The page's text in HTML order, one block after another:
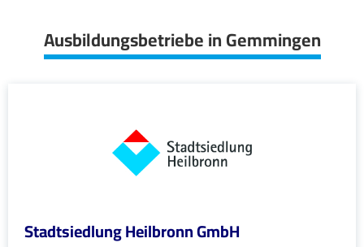
Ausbildungsbetriebe in Gemmingen
Stadtsiedlung Heilbronn GmbH